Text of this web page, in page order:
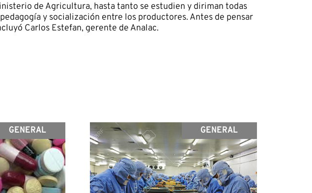
de Agricultura, hasta tanto se estudien y diriman todas
y socialización entre los productores. Antes de pensar
Carlos Estefan, gerente de Analac.
GENERAL GENERAL